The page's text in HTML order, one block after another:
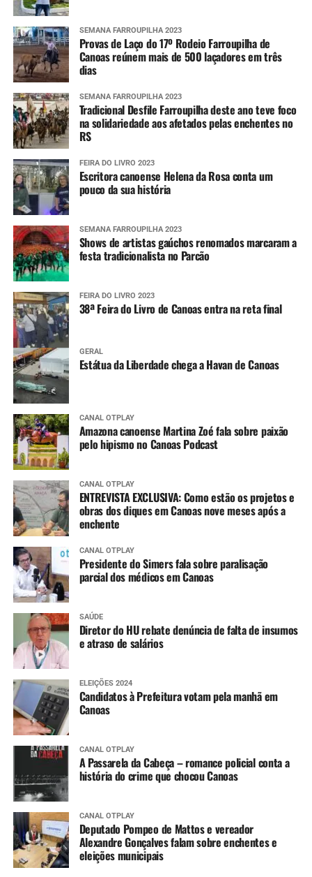
SEMANA FARROUPILHA 2023
Provas de Laço do 17º Rodeio Farroupilha de
Canoas reúnem mais de 500 laçadores em três
dias
SEMANA FARROUPILHA 2023
Tradicional Desfile Farroupilha deste ano teve foco
na solidariedade aos afetados pelas enchentes no
RS
FEIRA DO LIVRO 2023
Escritora canoense Helena da Rosa conta um
pouco da sua história
SEMANA FARROUPILHA 2023
Shows de artistas gaúchos renomados marcaram a
festa tradicionalista no Parcão
FEIRA DO LIVRO 2023
38ª Feira do Livro de Canoas entra na reta final
GERAL
Estátua da Liberdade chega a Havan de Canoas
CANAL OTPLAY
Amazona canoense Martina Zoé fala sobre paixão
pelo hipismo no Canoas Podcast
CANAL OTPLAY
ENTREVISTA EXCLUSIVA: Como estão os projetos e
obras dos diques em Canoas nove meses após a
enchente
CANAL OTPLAY
Presidente do Simers fala sobre paralisação
parcial dos médicos em Canoas
SAÚDE
Diretor do HU rebate denúncia de falta de insumos
e atraso de salários
ELEIÇÕES 2024
Candidatos à Prefeitura votam pela manhã em
Canoas
CANAL OTPLAY
A Passarela da Cabeça – romance policial conta a
história do crime que chocou Canoas
CANAL OTPLAY
Deputado Pompeo de Mattos e vereador
Alexandre Gonçalves falam sobre enchentes e
eleições municipais